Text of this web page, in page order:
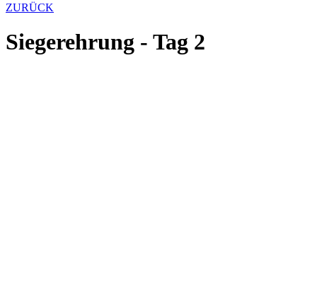
ZURÜCK
Siegerehrung - Tag 2